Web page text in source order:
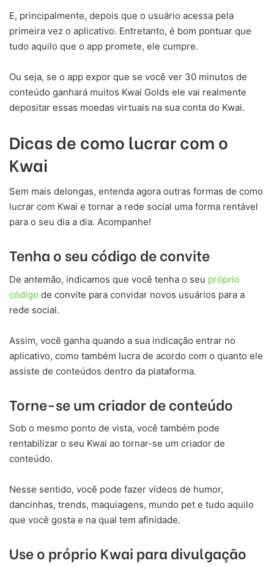
E, principalmente, depois que o usuário acessa pela
primeira vez o aplicativo. Entretanto, é bom pontuar que
tudo aquilo que o app promete, ele cumpre.
Ou seja, se o app expor que se você ver 30 minutos de
conteúdo ganhará muitos Kwai Golds ele vai realmente
depositar essas moedas virtuais na sua conta do Kwai.
Dicas de como lucrar com o
Kwai
Sem mais delongas, entenda agora outras formas de como
lucrar com Kwai e tornar a rede social uma forma rentável
para o seu dia a dia. Acompanhe!
Tenha o seu código de convite
De antemão, indicamos que você tenha o seu próprio
código de convite para convidar novos usuários para a
rede social.
Assim, você ganha quando a sua indicação entrar no
aplicativo, como também lucra de acordo com o quanto ele
assiste de conteúdos dentro da plataforma.
Torne-se um criador de conteúdo
Sob o mesmo ponto de vista, você também pode
rentabilizar o seu Kwai ao tornar-se um criador de
conteúdo.
Nesse sentido, você pode fazer vídeos de humor,
dancinhas, trends, maquiagens, mundo pet e tudo aquilo
que você gosta e na qual tem afinidade.
Use o próprio Kwai para divulgação